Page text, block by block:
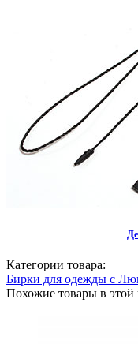
Категории товара:
Бирки для одежды с
Похожие товары в этой